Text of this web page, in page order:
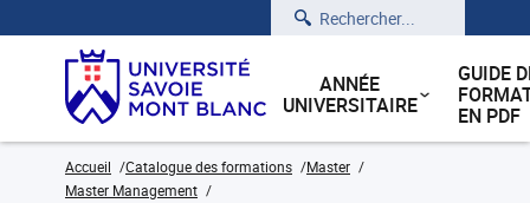
Rechercher
ANNÉE
UNIVERSITAIRE
GUIDE
EN PDF
Accueil Catalogue des formations
Master
Master Management